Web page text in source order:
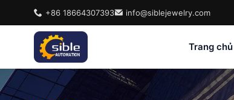
+86 18664307393 info@siblejewelry.com
Trang chủ